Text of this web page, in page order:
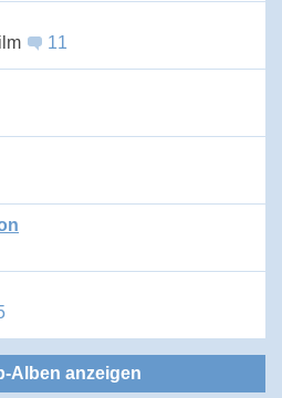
11
Alben anzeigen